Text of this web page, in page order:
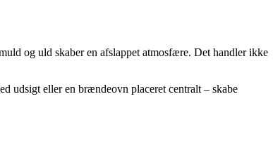
og uld skaber en afslappet atmosfære. Det handler ikke
udsigt eller en brændeovn placeret centralt – skabe